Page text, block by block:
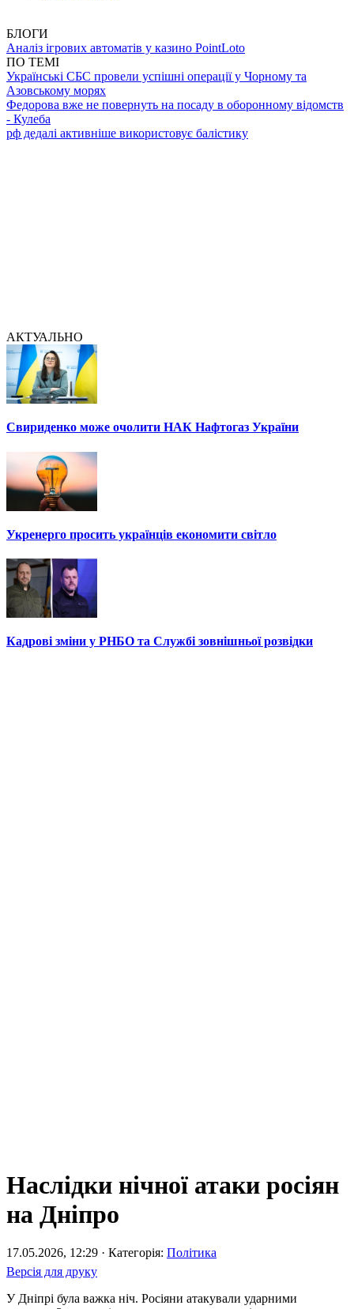
БЛОГИ
Аналіз ігрових автоматів у казино PointLoto
ПО ТЕМІ
Українські СБС провели успішні операції у Чорному та
Азовському морях
Федорова вже не повернуть на посаду в оборонному відомств
- Кулеба
рф дедалі активніше використовує балістику
АКТУАЛЬНО
Свириденко може очолити НАК Нафтогаз України
Укренерго просить українців економити світло
Кадрові зміни у РНБО та Службі зовнішньої розвідки
Наслідки нічної атаки росіян
на Дніпро
17.05.2026, 12:29 · Категорія: Політика
Версія для друку
У Дніпрі була важка ніч. Росіяни атакували ударними